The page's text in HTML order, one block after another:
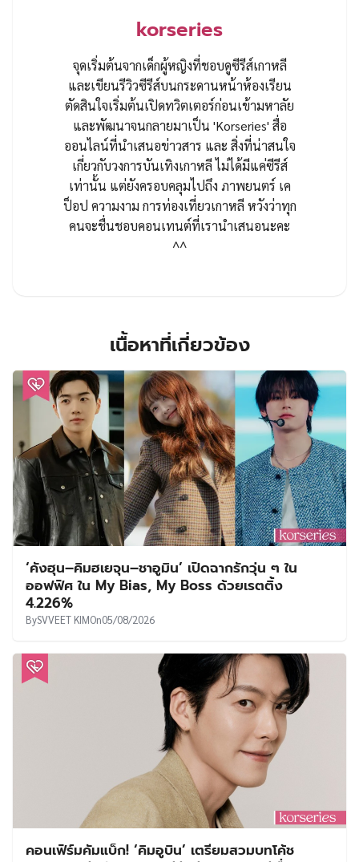
korseries
จุดเริ่มต้นจากเด็กผู้หญิงที่ชอบดูซีรีส์เกาหลี
และเขียนรีวิวซีรีส์บนกระดานหน้าห้องเรียน
ตัดสินใจเริ่มต้นเปิดทวิตเตอร์ก่อนเข้ามหาลัย
และพัฒนาจนกลายมาเป็น 'Korseries' สื่อ
ออนไลน์ที่นำเสนอข่าวสาร และ สิ่งที่น่าสนใจ
เกี่ยวกับวงการบันเทิงเกาหลี ไม่ได้มีแค่ซีรีส์
เท่านั้น แต่ยังครอบคลุมไปถึง ภาพยนตร์ เค
ป็อป ความงาม การท่องเที่ยวเกาหลี หวังว่าทุก
คนจะชื่นชอบคอนเทนต์ที่เรานำเสนอนะคะ
^^
เนื้อหาที่เกี่ยวข้อง
‘คังฮุน–คิมฮเยจุน–ชาอูมิน’ เปิดฉากรักวุ่น ๆ ใน
ออฟฟิศ ใน My Bias, My Boss ด้วยเรตติ้ง
4.226%
BySVVEET KIMOn05/08/2026
คอนเฟิร์มคัมแบ็ก! ‘คิมอูบิน’ เตรียมสวมบทโค้ช